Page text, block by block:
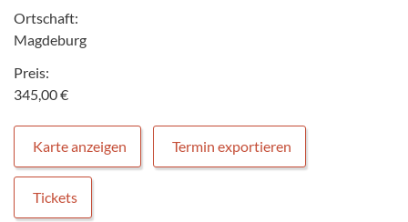
Ortschaft:
Magdeburg
Preis:
345,00 €
Karte anzeigen Termin exportieren
Tickets